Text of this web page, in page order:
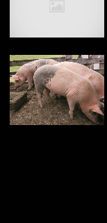
ПОРОДЫ СВИНЕЙ
Вьетнамские
свиньи